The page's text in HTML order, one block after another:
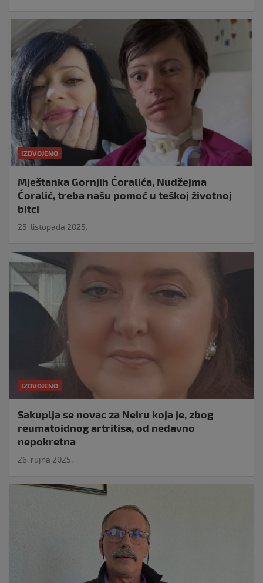
IZDVOJENO
Mještanka Gornjih Ćoralića, Nudžejma
Ćoralić, treba našu pomoć u teškoj životnoj
bitci
25. listopada 2025.
IZDVOJENO
Sakuplja se novac za Neiru koja je, zbog
reumatoidnog artritisa, od nedavno
nepokretna
26. rujna 2025.